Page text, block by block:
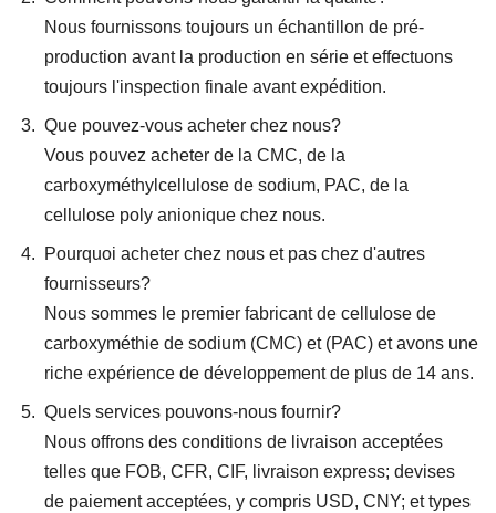
Nous fournissons toujours un échantillon de pré-
production avant la production en série et effectuons
toujours l'inspection finale avant expédition.
Que pouvez-vous acheter chez nous?
Vous pouvez acheter de la CMC, de la
carboxyméthylcellulose de sodium, PAC, de la
cellulose poly anionique chez nous.
Pourquoi acheter chez nous et pas chez d'autres
fournisseurs?
Nous sommes le premier fabricant de cellulose de
carboxyméthie de sodium (CMC) et (PAC) et avons une
riche expérience de développement de plus de 14 ans.
Quels services pouvons-nous fournir?
Nous offrons des conditions de livraison acceptées
telles que FOB, CFR, CIF, livraison express; devises
de paiement acceptées, y compris USD, CNY; et types